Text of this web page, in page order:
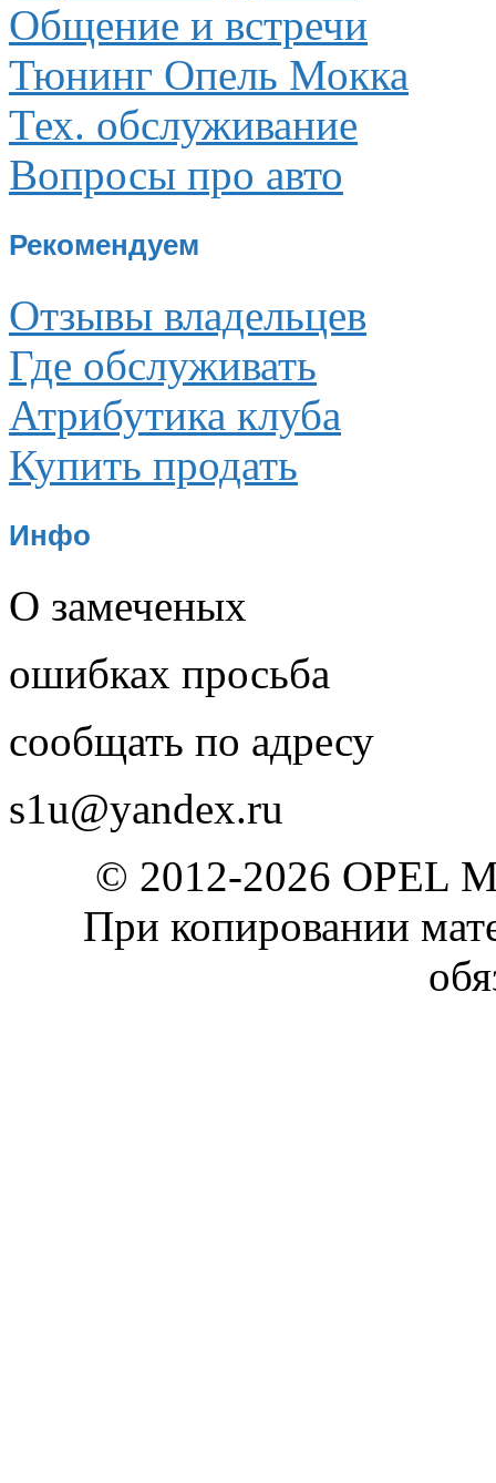
Общение и встречи
Тюнинг Опель Мокка
Тех. обслуживание
Вопросы про авто
Рекомендуем
Отзывы владельцев
Где обслуживать
Атрибутика клуба
Купить продать
Инфо
О замеченых
ошибках просьба
сообщать по адресу
s1u@yandex.ru
© 2012-2026 OPEL
При копировании